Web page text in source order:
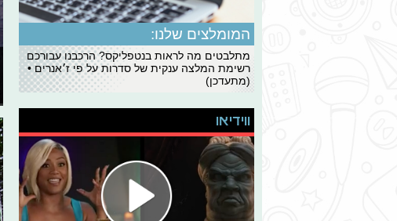
המומלצים שלנו:
מתלבטים מה לראות בנטפליקס? הרכבנו עבורכם
רשימת המלצה ענקית של סדרות על פי ז׳אנרים •
(מתעדכן)
ווידיאו